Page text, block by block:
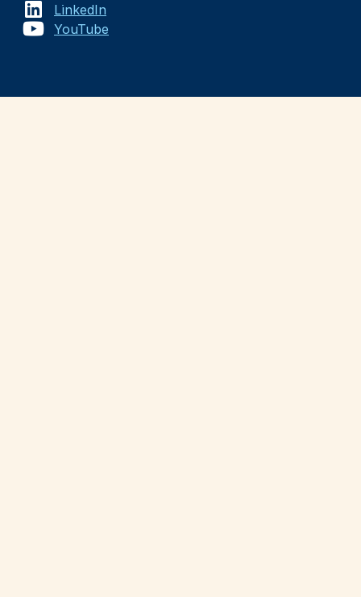
LinkedIn
YouTube